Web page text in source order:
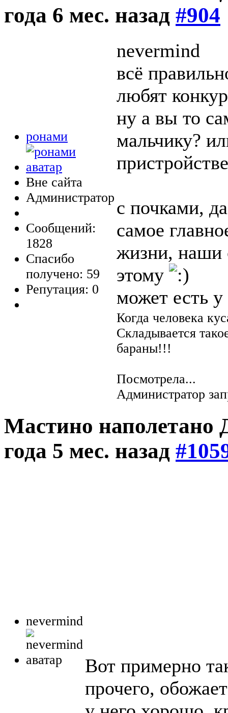
года 6 мес. назад #904
ронами
Вне сайта
Администратор
Сообщений:
1828
Спасибо
получено: 59
Репутация: 0
nevermind
всё
любят
ну а вы то
мальчику?
с почками,
самое
жизни, наши
этому
может есть
Когда человека
Складывается
бараны!!!
Посмотрела...
Администратор
Мастино наполетано
года 5 мес. назад
nevermind
Вот примерно
прочего,